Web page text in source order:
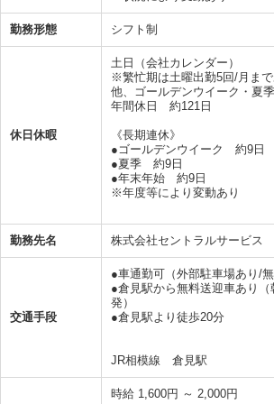
勤務形態 シフト制
休日休暇
土日（会社カレンダー）
※繁忙期は土曜出勤5回/月まで
他、ゴールデンウイーク・夏
年間休日 約121日
《長期連休》
●ゴールデンウイーク 約9日
●夏季 約9日
●年末年始 約9日
※年度等により変動あり
勤務先名 株式会社セントラルサービス
交通手段
●車通勤可（外部駐車場あり/無
●倉見駅から無料送迎車あり
発）
●倉見駅より徒歩20分
JR相模線 倉見駅
時給 1,600円 ～ 2,000円